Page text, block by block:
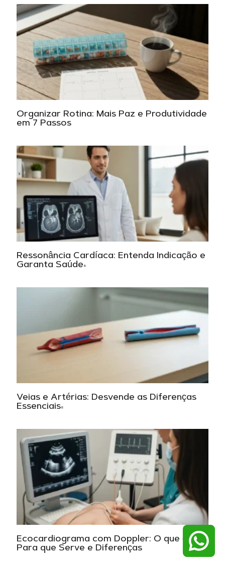
Organizar Rotina: Mais Paz e Produtividade
em 7 Passos
Ressonância Cardíaca: Entenda Indicação e
Garanta Saúde!
Veias e Artérias: Desvende as Diferenças
Essenciais!
Ecocardiograma com Doppler: O que é,
Para que Serve e Diferenças